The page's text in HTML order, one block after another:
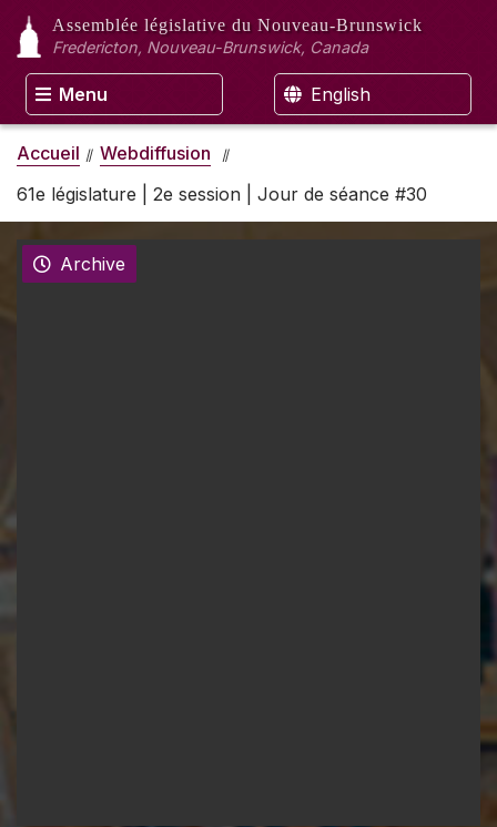
Assemblée législative du Nouveau-Brunswick
Fredericton, Nouveau-Brunswick, Canada
Menu English
Accueil
Webdiffusion
61e législature | 2e session | Jour de séance #30
Archive